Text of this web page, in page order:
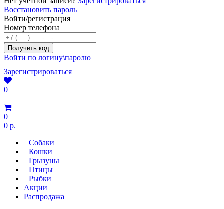
Восстановить пароль
Войти/регистрация
Номер телефона
Войти по логину\паролю
Зарегистрироваться
0
0
0 р.
Собаки
Кошки
Грызуны
Птицы
Рыбки
Акции
Распродажа